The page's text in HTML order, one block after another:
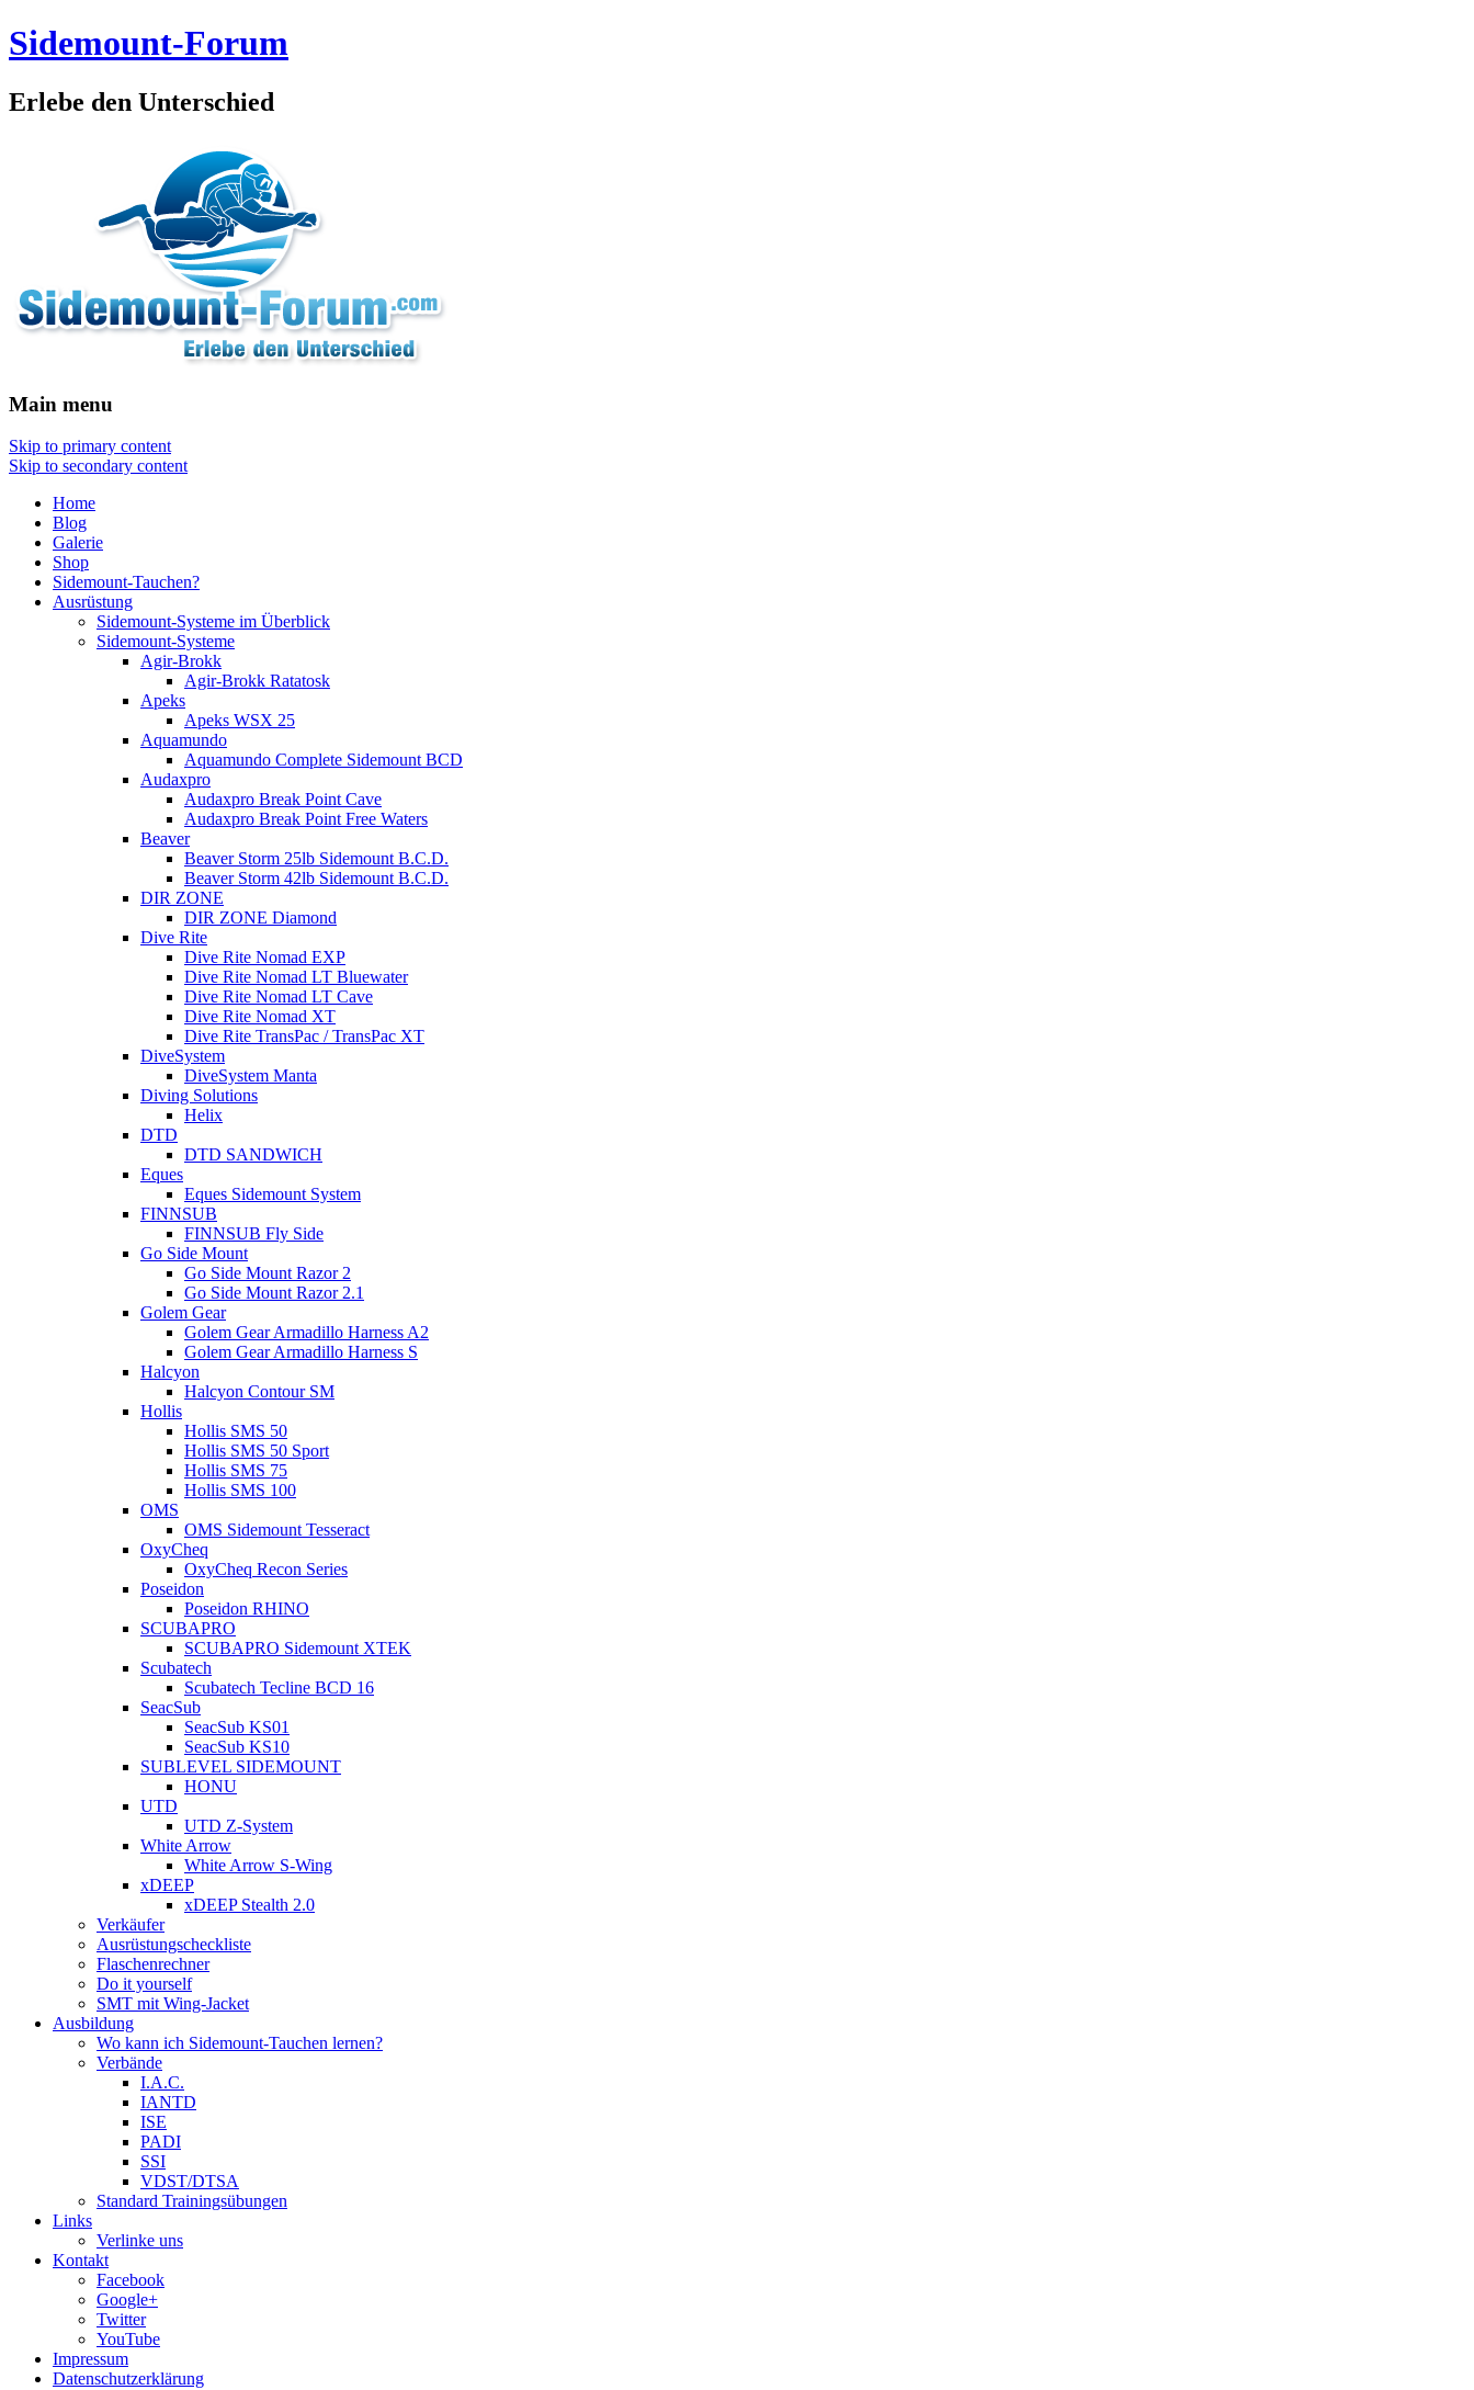
Sidemount-Forum
Erlebe den Unterschied
Main menu
Skip to primary content
Skip to secondary content
Home
Blog
Galerie
Shop
Sidemount-Tauchen?
Ausrüstung
Sidemount-Systeme im Überblick
Sidemount-Systeme
Agir-Brokk
Agir-Brokk Ratatosk
Apeks
Apeks WSX 25
Aquamundo
Aquamundo Complete Sidemount BCD
Audaxpro
Audaxpro Break Point Cave
Audaxpro Break Point Free Waters
Beaver
Beaver Storm 25lb Sidemount B.C.D.
Beaver Storm 42lb Sidemount B.C.D.
DIR ZONE
DIR ZONE Diamond
Dive Rite
Dive Rite Nomad EXP
Dive Rite Nomad LT Bluewater
Dive Rite Nomad LT Cave
Dive Rite Nomad XT
Dive Rite TransPac / TransPac XT
DiveSystem
DiveSystem Manta
Diving Solutions
Helix
DTD
DTD SANDWICH
Eques
Eques Sidemount System
FINNSUB
FINNSUB Fly Side
Go Side Mount
Go Side Mount Razor 2
Go Side Mount Razor 2.1
Golem Gear
Golem Gear Armadillo Harness A2
Golem Gear Armadillo Harness S
Halcyon
Halcyon Contour SM
Hollis
Hollis SMS 50
Hollis SMS 50 Sport
Hollis SMS 75
Hollis SMS 100
OMS
OMS Sidemount Tesseract
OxyCheq
OxyCheq Recon Series
Poseidon
Poseidon RHINO
SCUBAPRO
SCUBAPRO Sidemount XTEK
Scubatech
Scubatech Tecline BCD 16
SeacSub
SeacSub KS01
SeacSub KS10
SUBLEVEL SIDEMOUNT
HONU
UTD
UTD Z-System
White Arrow
White Arrow S-Wing
xDEEP
xDEEP Stealth 2.0
Verkäufer
Ausrüstungscheckliste
Flaschenrechner
Do it yourself
SMT mit Wing-Jacket
Ausbildung
Wo kann ich Sidemount-Tauchen lernen?
Verbände
I.A.C.
IANTD
ISE
PADI
SSI
VDST/DTSA
Standard Trainingsübungen
Links
Verlinke uns
Kontakt
Facebook
Google+
Twitter
YouTube
Impressum
Datenschutzerklärung